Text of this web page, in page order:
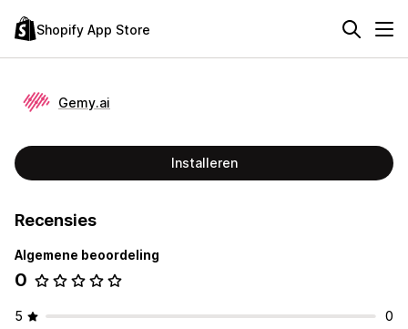
Shopify App Store
Gemy.ai
Installeren
Recensies
Algemene beoordeling
0
5
0